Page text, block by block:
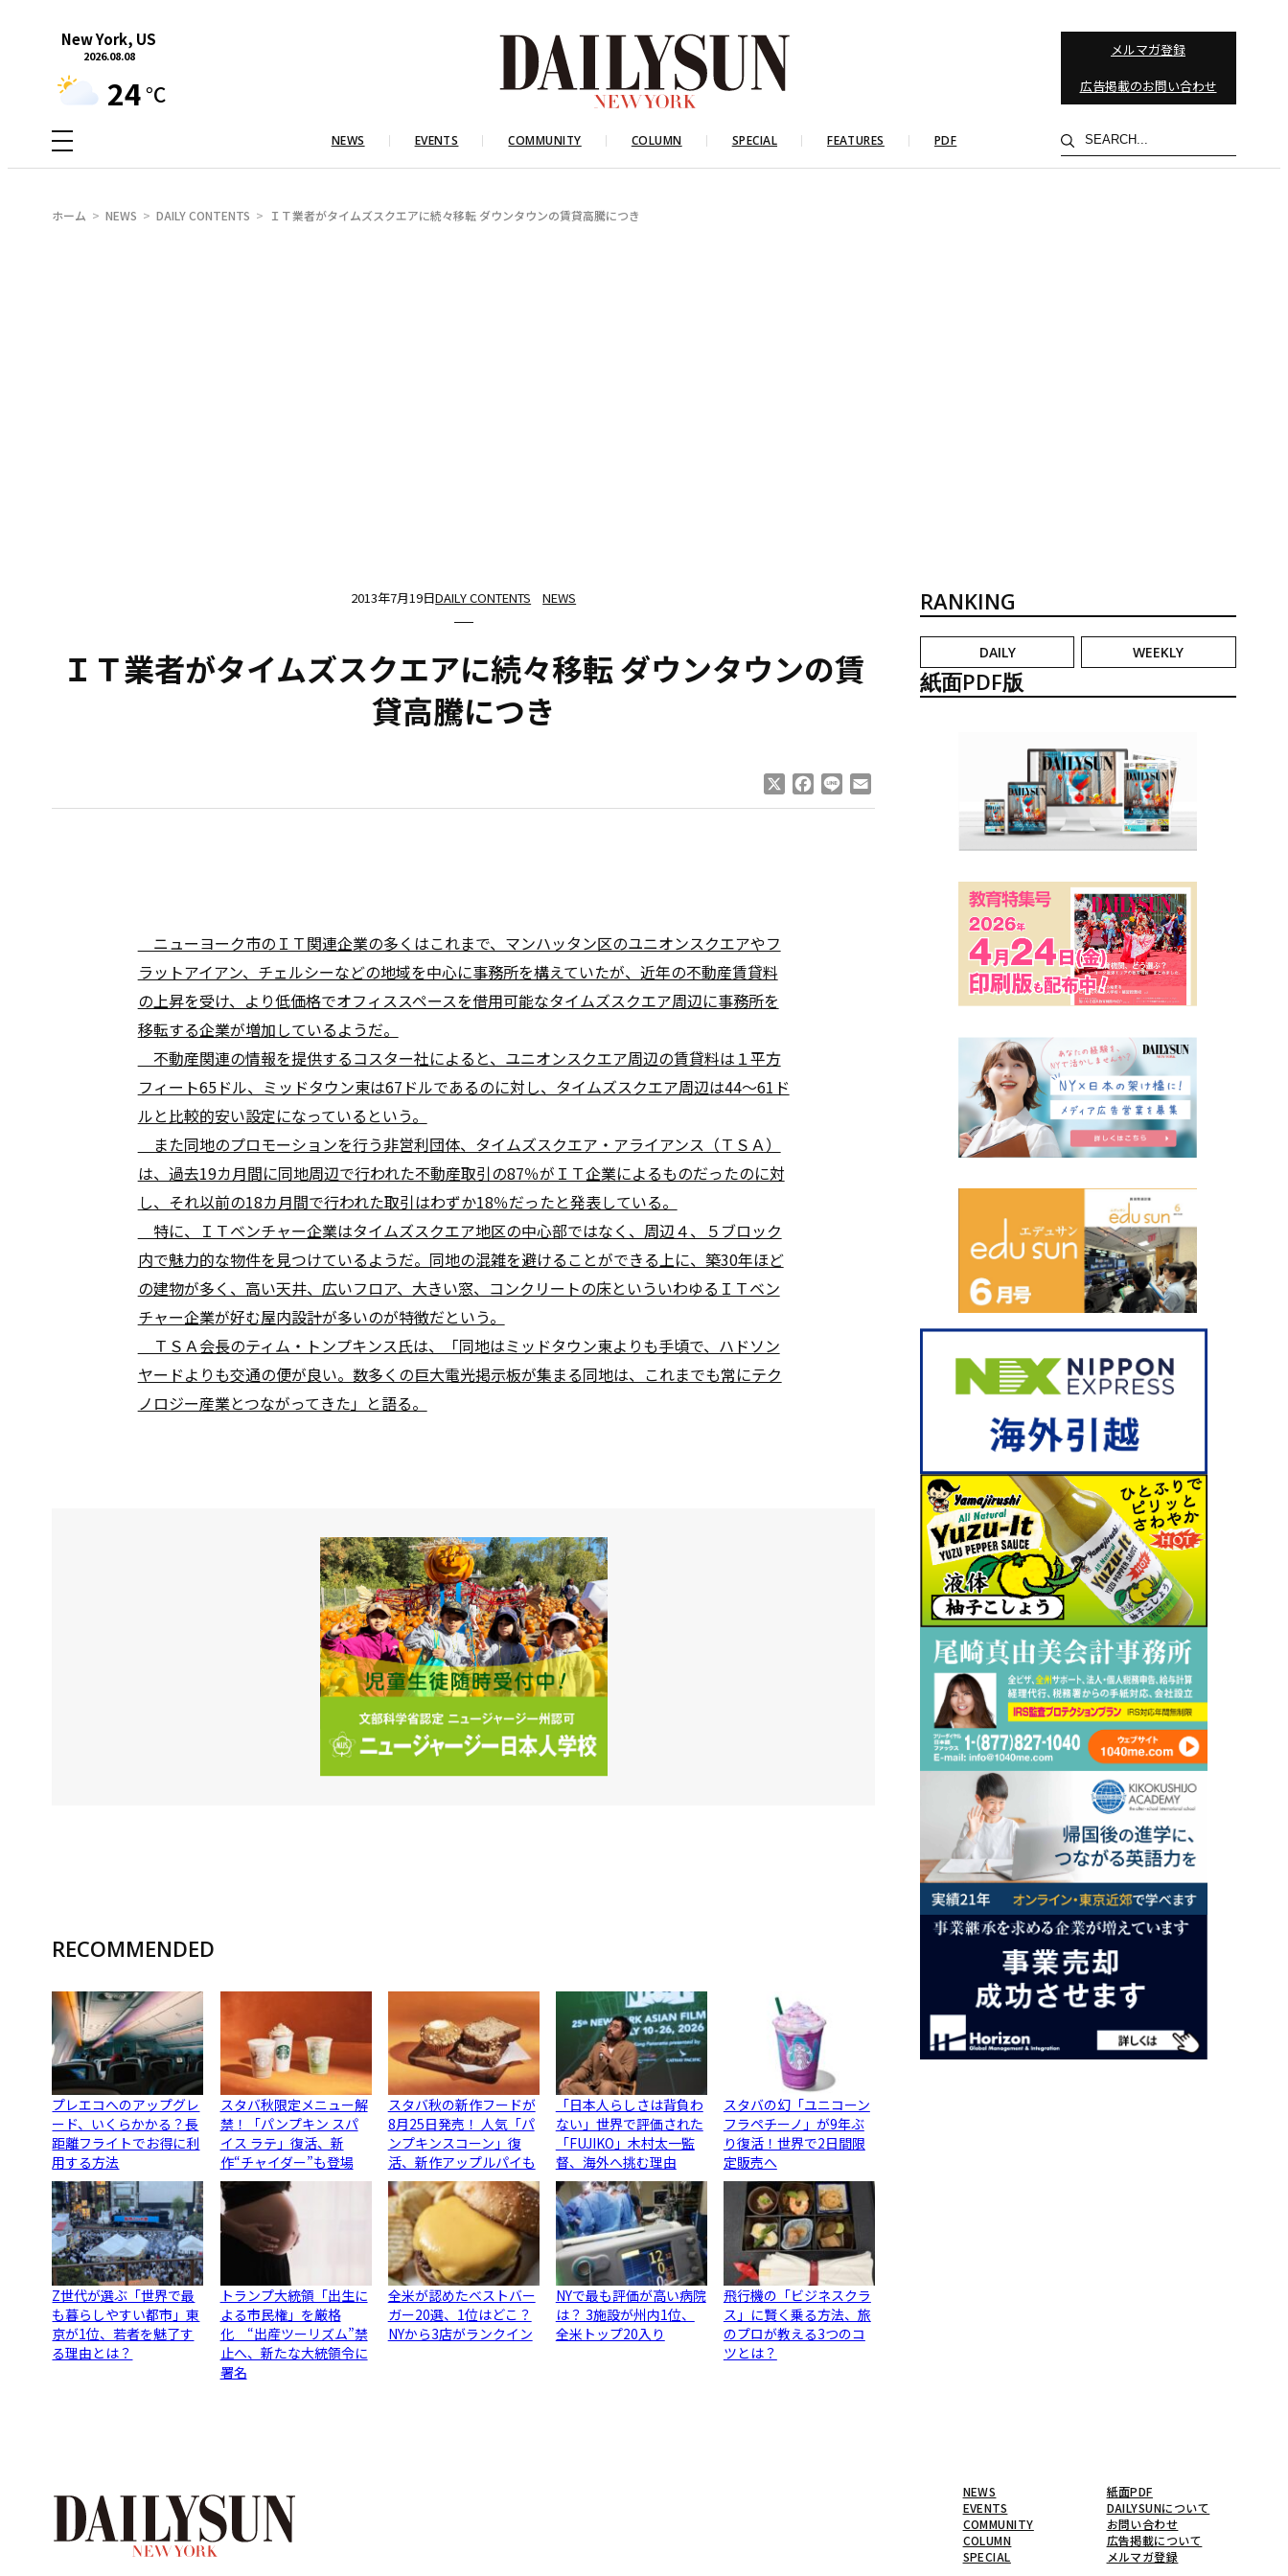
New York, US
2026.08.08
24°C
メルマガ登録
広告掲載のお問い合わせ
NEWS EVENTS COMMUNITY COLUMN SPECIAL FEATURES PDF
検
索
ホーム NEWS DAILY CONTENTS ＩＴ業者がタイムズスクエアに続々移転 ダウンタウンの賃貸高騰につき
2013年7月19日DAILY CONTENTS NEWS
ＩＴ業者がタイムズスクエアに続々移転 ダウンタウンの賃
貸高騰につき
Facebook
Line
ニューヨーク市のＩＴ関連企業の多くはこれまで、マンハッタン区のユニオンスクエアやフ
ラットアイアン、チェルシーなどの地域を中心に事務所を構えていたが、近年の不動産賃貸料
の上昇を受け、より低価格でオフィススペースを借用可能なタイムズスクエア周辺に事務所を
移転する企業が増加しているようだ。
不動産関連の情報を提供するコスター社によると、ユニオンスクエア周辺の賃貸料は１平方
フィート65ドル、ミッドタウン東は67ドルであるのに対し、タイムズスクエア周辺は44〜61ド
ルと比較的安い設定になっているという。
また同地のプロモーションを行う非営利団体、タイムズスクエア・アライアンス（ＴＳＡ）
は、過去19カ月間に同地周辺で行われた不動産取引の87％がＩＴ企業によるものだったのに対
し、それ以前の18カ月間で行われた取引はわずか18％だったと発表している。
特に、ＩＴベンチャー企業はタイムズスクエア地区の中心部ではなく、周辺４、５ブロック
内で魅力的な物件を見つけているようだ。同地の混雑を避けることができる上に、築30年ほど
の建物が多く、高い天井、広いフロア、大きい窓、コンクリートの床といういわゆるＩＴベン
チャー企業が好む屋内設計が多いのが特徴だという。
ＴＳＡ会長のティム・トンプキンス氏は、「同地はミッドタウン東よりも手頃で、ハドソン
ヤードよりも交通の便が良い。数多くの巨大電光掲示板が集まる同地は、これまでも常にテク
ノロジー産業とつながってきた」と語る。
RECOMMENDED
プレエコへのアップグレ
ード、いくらかかる？長
距離フライトでお得に利
用する方法
スタバ秋限定メニュー解
禁！「パンプキン スパ
イス ラテ」復活、新
作“チャイダー”も登場
スタバ秋の新作フードが
8月25日発売！ 人気「パ
ンプキンスコーン」復
活、新作アップルパイも
「日本人らしさは背負わ
ない」世界で評価された
「FUJIKO」木村太一監
督、海外へ挑む理由
スタバの幻「ユニコーン
フラペチーノ」が9年ぶ
り復活！世界で2日間限
定販売へ
Z世代が選ぶ「世界で最
も暮らしやすい都市」東
京が1位、若者を魅了す
る理由とは？
トランプ大統領「出生に
よる市民権」を厳格
化 “出産ツーリズム”禁
止へ、新たな大統領令に
署名
全米が認めたベストバー
ガー20選、1位はどこ？
NYから3店がランクイン
NYで最も評価が高い病院
は？ 3施設が州内1位、
全米トップ20入り
飛行機の「ビジネスクラ
ス」に賢く乗る方法、旅
のプロが教える3つのコ
ツとは？
RANKING
DAILY WEEKLY
紙面PDF版
NEWS
EVENTS
COMMUNITY
COLUMN
SPECIAL
紙面PDF
DAILYSUNについて
お問い合わせ
広告掲載について
メルマガ登録